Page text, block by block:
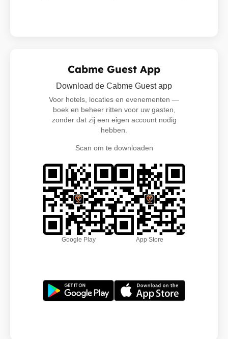
Cabme Guest App
Download de Cabme Guest app
Voor hotels, locaties en evenementen —
boek en beheer ritten voor uw gasten,
zonder dat zij een eigen account nodig
hebben.
Scan om te downloaden
Google Play App Store